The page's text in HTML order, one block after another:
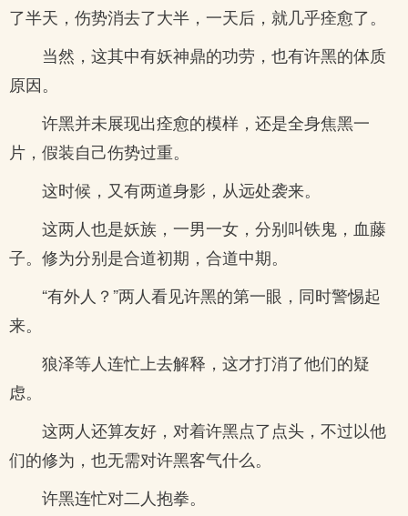
了半天，伤势消去了大半，一天后，就几乎痊愈了。
当然，这其中有妖神鼎的功劳，也有许黑的体质
原因。
许黑并未展现出痊愈的模样，还是全身焦黑一
片，假装自己伤势过重。
这时候，又有两道身影，从远处袭来。
这两人也是妖族，一男一女，分别叫铁鬼，血藤
子。修为分别是合道初期，合道中期。
“有外人？”两人看见许黑的第一眼，同时警惕起
来。
狼泽等人连忙上去解释，这才打消了他们的疑
虑。
这两人还算友好，对着许黑点了点头，不过以他
们的修为，也无需对许黑客气什么。
许黑连忙对二人抱拳。